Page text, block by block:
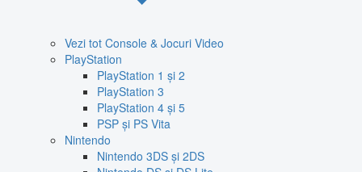
Vezi tot Console & Jocuri Video
PlayStation
PlayStation 1 și 2
PlayStation 3
PlayStation 4 și 5
PSP și PS Vita
Nintendo
Nintendo 3DS și 2DS